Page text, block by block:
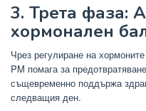
3. Трета фаза:
хормонален
Чрез регулиране на
PM помага за
същевременно поддържа
следващия ден.